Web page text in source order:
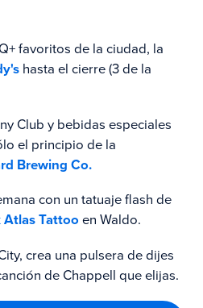
favoritos de la ciudad, la
hasta el cierre (3 de la
Club y bebidas especiales
el principio de la
Brewing Co.
con un tatuaje flash de
Atlas Tattoo en Waldo.
crea una pulsera de dijes
de Chappell que elijas.